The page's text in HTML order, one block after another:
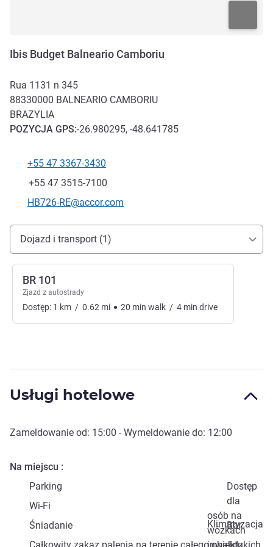
Ibis Budget Balneario Camboriu
Rua 1131 n 345
88330000 BALNEARIO CAMBORIU
BRAZYLIA
POZYCJA GPS:-26.980295, -48.641785
Telefon
+55 47 3367-3430
Faks
+55 47 3515-7100
Kontaktowy adres e-mail
HB726-RE@accor.com
Dojazd i transport
Dojazd i transport (1)
BR 101
Zjazd z autostrady
Dostęp: 1 km / 0.62 mi 20 min walk / 4 min drive
Usługi hotelowe
Zameldowanie od: 15:00 - Wymeldowanie do: 12:00
Na miejscu
Parking
Dostęp
dla
osób na
wózkach
Wi-Fi
Klimatyzacja
Śniadanie
Bar